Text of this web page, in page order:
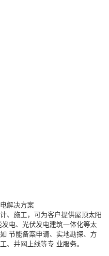
解决方案
、施工，可为客户提供屋顶太阳
电、光伏发电建筑一体化等太
节能备案申请、实地勘探、方
、并网上线等专 业服务。